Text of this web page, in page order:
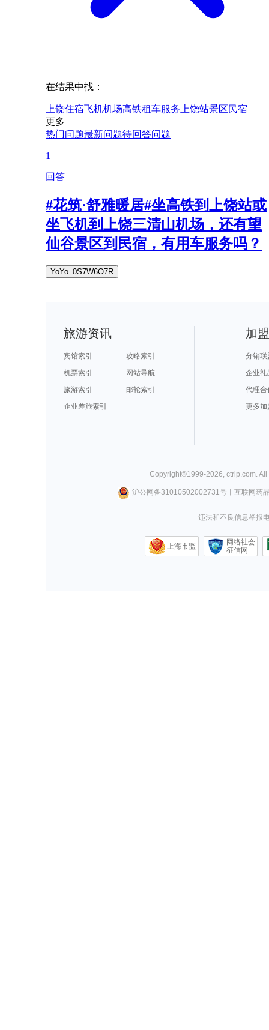
在结果中找：
上饶住宿飞机机场高铁租车服务 上饶站景区民宿
更多
热门问题最新问题待回答问题
1
回答
#花筑·舒雅暖居#坐高铁到上饶站或
坐飞机到上饶三清山机场，还有望
仙谷景区到民宿，有用车服务吗？
YoYo_0S7W6O7R
旅游资讯
宾馆索引
攻略索引
机票索引
网站导航
旅游索引
邮轮索引
企业差旅索引
加
分销联
企业礼
代理合
更多加
Copyright©1999-2026 ctrip.com .
沪公网备31010502002731号丨 互联网药
违法和不良信息举报
上海市监
网络社会
征信网